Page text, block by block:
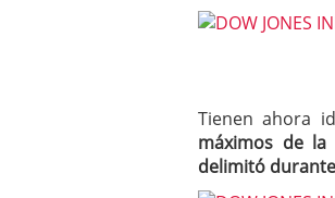
Tienen ahora
máximos de
delimitó